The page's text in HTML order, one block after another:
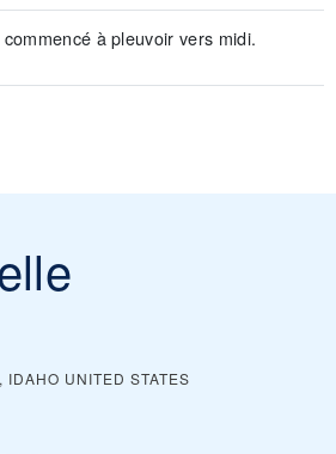
à pleuvoir vers midi.
IDAHO UNITED STATES